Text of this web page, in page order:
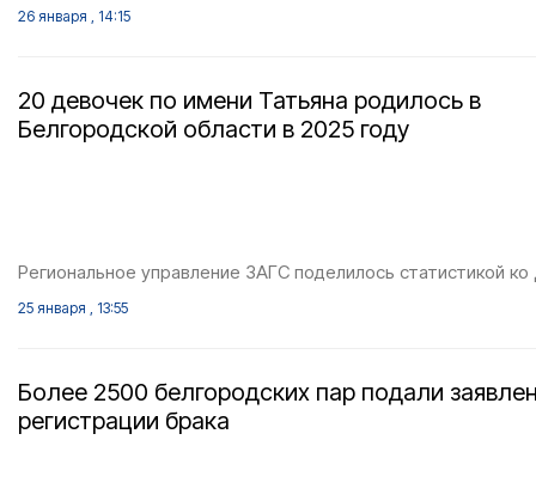
26 января , 14:15
20 девочек по имени Татьяна родилось в
Белгородской области в 2025 году
Региональное управление ЗАГС поделилось статистикой
25 января , 13:55
Более 2500 белгородских пар подали
регистрации брака